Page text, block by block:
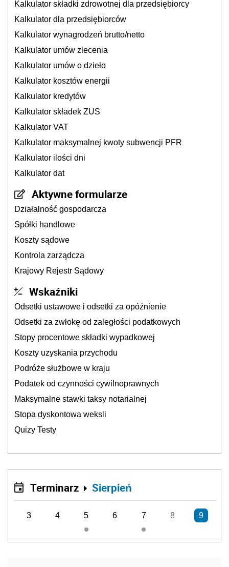
Kalkulator składki zdrowotnej dla przedsiębiorcy
Kalkulator dla przedsiębiorców
Kalkulator wynagrodzeń brutto/netto
Kalkulator umów zlecenia
Kalkulator umów o dzieło
Kalkulator kosztów energii
Kalkulator kredytów
Kalkulator składek ZUS
Kalkulator VAT
Kalkulator maksymalnej kwoty subwencji PFR
Kalkulator ilości dni
Kalkulator dat
Aktywne formularze
Działalność gospodarcza
Spółki handlowe
Koszty sądowe
Kontrola zarządcza
Krajowy Rejestr Sądowy
Wskaźniki
Odsetki ustawowe i odsetki za opóźnienie
Odsetki za zwłokę od zaległości podatkowych
Stopy procentowe składki wypadkowej
Koszty uzyskania przychodu
Podróże służbowe w kraju
Podatek od czynności cywilnoprawnych
Maksymalne stawki taksy notarialnej
Stopa dyskontowa weksli
Quizy Testy
Terminarz Sierpień
3 4 5 6 7 8 9